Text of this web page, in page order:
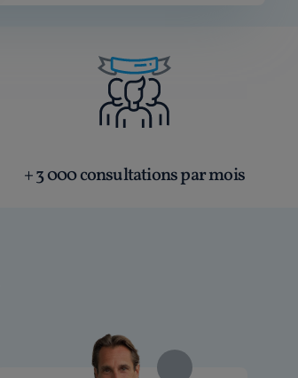
+ 3 000 consultations par mois